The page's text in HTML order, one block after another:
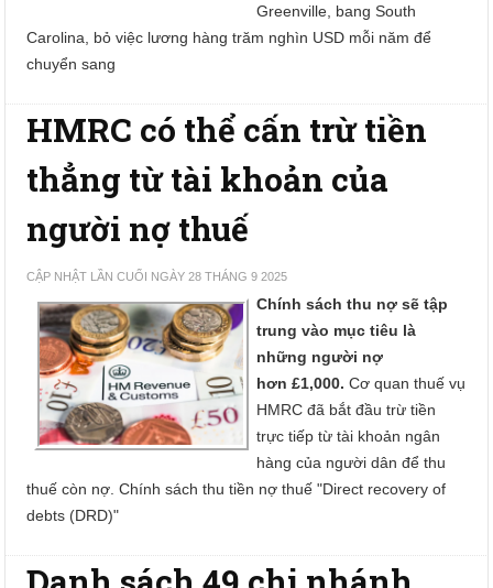
Greenville, bang South
Carolina, bỏ việc lương hàng trăm nghìn USD mỗi năm để
chuyển sang
HMRC có thể cấn trừ tiền
thẳng từ tài khoản của
người nợ thuế
CẬP NHẬT LẦN CUỐI NGÀY 28 THÁNG 9 2025
Chính sách thu nợ sẽ tập
trung vào mục tiêu là
những người nợ
hơn £1,000. Cơ quan thuế vụ
HMRC đã bắt đầu trừ tiền
trực tiếp từ tài khoản ngân
hàng của người dân để thu
thuế còn nợ. Chính sách thu tiền nợ thuế "Direct recovery of
debts (DRD)"